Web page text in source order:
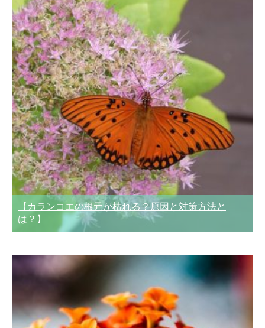
【カランコエの根元が枯れる？原因と対策方法と
は？】